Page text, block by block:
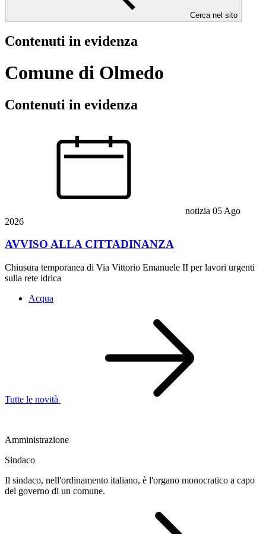
Cerca nel sito
Contenuti in evidenza
Comune di Olmedo
Contenuti in evidenza
notizia 05 Ago
2026
AVVISO ALLA CITTADINANZA
Chiusura temporanea di Via Vittorio Emanuele II per lavori urgenti
sulla rete idrica
Acqua
Tutte le novità
Amministrazione
Sindaco
Il sindaco, nell'ordinamento italiano, è l'organo monocratico a capo
del governo di un comune.